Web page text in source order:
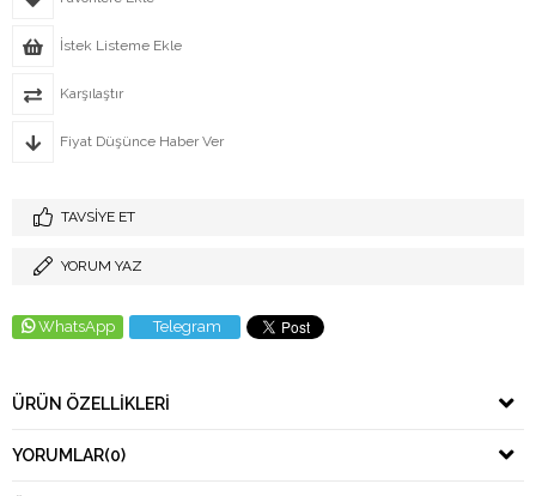
İstek Listeme Ekle
Karşılaştır
Fiyat Düşünce Haber Ver
TAVSIYE ET
YORUM YAZ
WhatsApp Telegram
ÜRÜN ÖZELLIKLERI
YORUMLAR(0)